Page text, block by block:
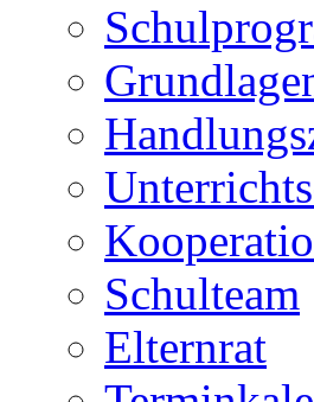
Schulteam
Elternrat